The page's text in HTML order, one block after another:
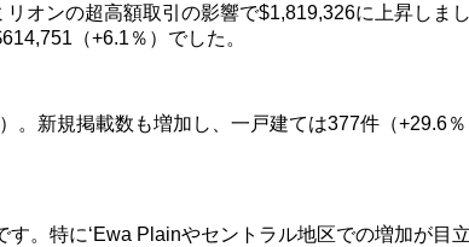
オンの超高額取引の影響で$1,819,326に上昇しま
（+6.1％）でした。
新規掲載数も増加し、一戸建ては377件（+29.6
。特に‘Ewa Plainやセントラル地区での増加が目